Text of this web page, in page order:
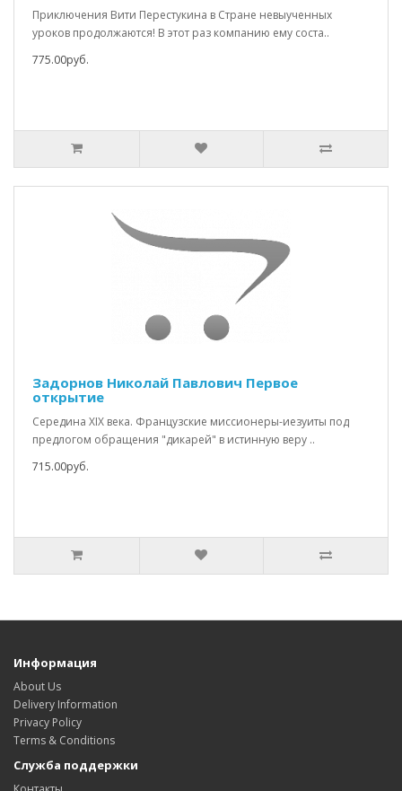
Приключения Вити Перестукина в Стране невыученных
уроков продолжаются! В этот раз компанию ему соста..
775.00руб.
Задорнов Николай Павлович Первое
открытие
Середина XIX века. Французские миссионеры-иезуиты под
предлогом обращения "дикарей" в истинную веру ..
715.00руб.
Информация
About Us
Delivery Information
Privacy Policy
Terms & Conditions
Служба поддержки